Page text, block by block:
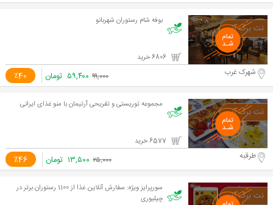
بوفه شام رستوران شهربانو
٪40 شهرک غرب ۹۹,۰۰۰ ۵۹,۴۰۰ تومان
مجموعه توریستی و تفریحی آرتیمان با منو غذای ایرانی
٪46 طرقبه ۲۵,۰۰۰ ۱۳,۵۰۰ تومان
سورپرایز ویژه: سفارش آنلاين غذا از 1100 رستوران برتر در
چیلیوری